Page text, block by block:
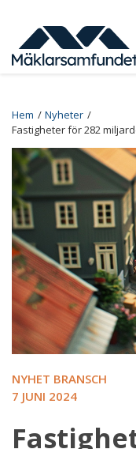
huvudinnehåll
Breadcrumb
Hem
Nyheter
Fastigheter för 282
NYHET BRANSCH
7 JUNI 2024